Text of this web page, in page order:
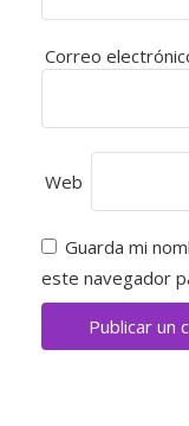
E
N
T
A
D
A
Correo
Web
Guarda mi
este navegador